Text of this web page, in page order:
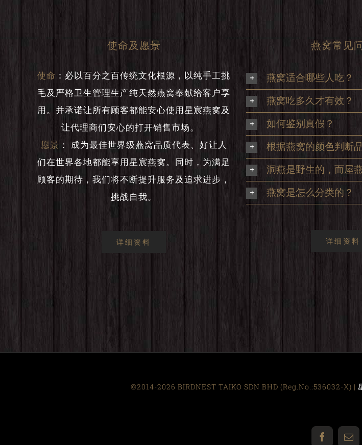
使命及愿景
使命 ： 必以百分之百传统文化根源，以纯手工挑
毛及严格卫生管理生产纯天然燕窝奉献给客户享
用。并承诺让所有顾客都能安心使用星宸燕窝及
让代理商们安心的打开销售市场。
愿景 ：
成为最佳世界级燕窝品质代表、好让人
们在世界各地都能享用星宸燕窝。同时，为满足
顾客的期待，我们将不断提升服务及追求进步，
挑战自我。
详细资料
燕窝常见
燕窝适合哪些人吃？
燕窝吃多久才有效？
如何鉴别真假？
根据燕窝的颜色判断
洞燕是野生的，而屋
燕窝是怎么分类的？
详细资料
©2014-2026 BIRDNEST TAIKO SDN BHD (Reg.No.:536032-X) |
Facebook